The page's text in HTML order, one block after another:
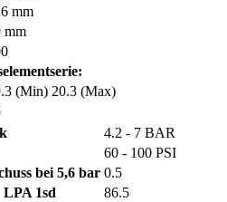
mm
mm
(Min) 20.3 (Max)
4.2 - 7 BAR
60 - 100 PSI
bei 5,6 bar 0.5
LPA 1sd
86.5